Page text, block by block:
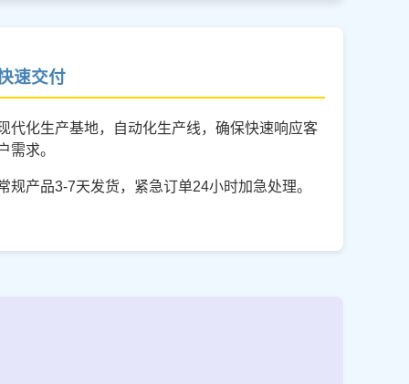
速交付
代化生产基地，自动化生产线，确保快速响应客
需求。
规产品3-7天发货，紧急订单24小时加急处理。